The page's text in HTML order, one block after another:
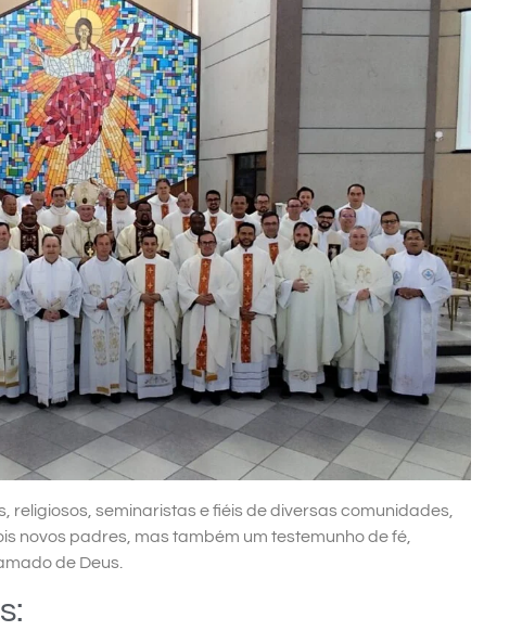
seminaristas e fiéis de diversas comunidades,
novos padres, mas também um testemunho de fé,
de Deus.